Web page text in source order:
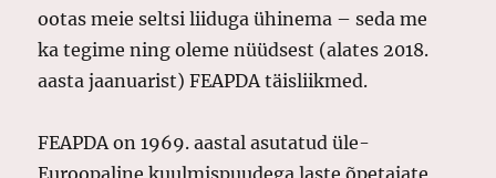
ootas meie seltsi liiduga ühinema – seda me
ka tegime ning oleme nüüdsest (alates 2018.
aasta jaanuarist) FEAPDA täisliikmed.
FEAPDA on 1969. aastal asutatud üle-
Euroopaline kuulmispuudega laste õpetajate